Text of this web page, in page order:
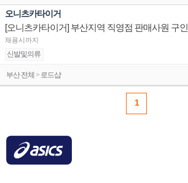
오니츠카타이거
[오니츠카타이거] 부산지역 직영점 판매사원 구인
채용시까지
신발및의류
부산 전체 > 로드샵
1